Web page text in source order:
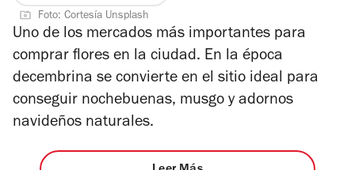
Foto: Cortesía Unsplash
Uno de los mercados más importantes para
comprar flores en la ciudad. En la época
decembrina se convierte en el sitio ideal para
conseguir nochebuenas, musgo y adornos
navideños naturales.